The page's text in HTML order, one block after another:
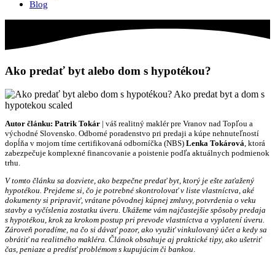
Blog
Ako predať byt alebo dom s hypotékou?
Autor článku: Patrik Tokár | váš realitný maklér pre Vranov nad Topľou a
východné Slovensko. Odborné poradenstvo pri predaji a kúpe nehnuteľností
dopĺňa v mojom tíme certifikovaná odborníčka (NBS) Lenka Tokárová, ktorá
zabezpečuje komplexné financovanie a poistenie podľa aktuálnych podmienok
trhu.
V tomto článku sa dozviete, ako bezpečne predať byt, ktorý je ešte zaťažený
hypotékou. Prejdeme si, čo je potrebné skontrolovať v liste vlastníctva, aké
dokumenty si pripraviť, vrátane pôvodnej kúpnej zmluvy, potvrdenia o veku
stavby a vyčíslenia zostatku úveru. Ukážeme vám najčastejšie spôsoby predaja
s hypotékou, krok za krokom postup pri prevode vlastníctva a vyplatení úveru.
Zároveň poradíme, na čo si dávať pozor, ako využiť vinkulovaný účet a kedy sa
obrátiť na realitného makléra. Článok obsahuje aj praktické tipy, ako ušetriť
čas, peniaze a predísť problémom s kupujúcim či bankou.